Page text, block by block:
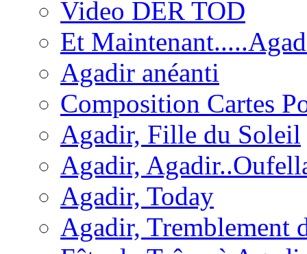
Video DER TOD
Et
Agadir anéanti
Composition Cartes
Agadir, Fille du Soleil
Agadir,
Agadir, Today
Agadir, Tremblement